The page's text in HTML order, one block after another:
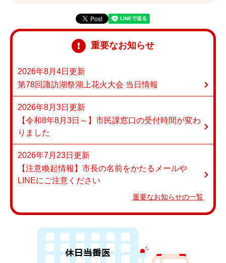
重要なお知らせ
2026年8月4日更新
第78回諏訪湖祭湖上花火大会 当日情報
2026年8月3日更新
【令和8年8月3日～】市民課窓口の受付時間が変わ
りました
2026年7月23日更新
【注意喚起情報】市長の名前をかたるメールや
LINEにご注意ください
重要なお知らせの一覧